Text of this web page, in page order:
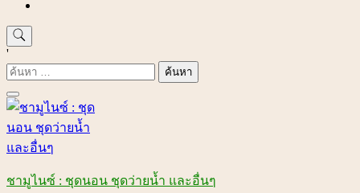
'
ค้นหา
สำหรับ:
ชามูไนซ์ : ชุดนอน ชุดว่ายน้ำ และอื่นๆ